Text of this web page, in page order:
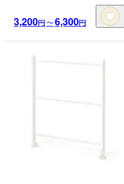
3,200円〜6,300円